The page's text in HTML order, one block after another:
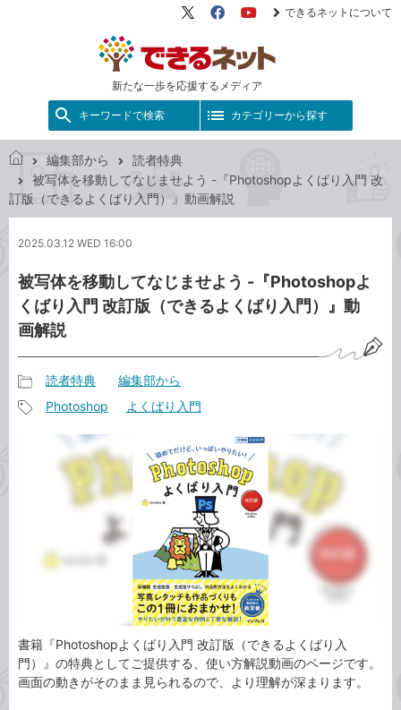
新たな一歩を応援するメディア
X（旧
FacebookYouTube
できるネットについて
キーワードで検索 カテゴリーから探す
で
き
ッ
編集部から
読者特典
被写体を移動してなじませよう -『Photoshopよくばり入門 改
訂版（できるよくばり入門）』動画解説
2025.03.12 WED 16:00
被写体を移動してなじませよう -『Photoshopよ
くばり入門 改訂版（できるよくばり入門）』動
画解説
事
読者特典 編集部から
Photoshop よくばり入門
書籍『Photoshopよくばり入門 改訂版（できるよくばり入
門）』の特典としてご提供する、使い方解説動画のページです。
画面の動きがそのまま見られるので、より理解が深まります。